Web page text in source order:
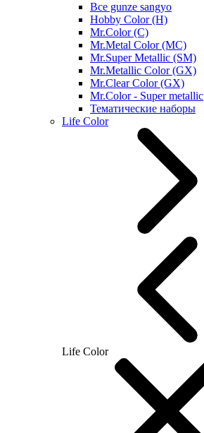
Все gunze sangyo
Hobby Color (H)
Mr.Color (C)
Mr.Metal Color (MC)
Mr.Super Metallic (SM)
Mr.Metallic Color (GX)
Mr.Clear Color (GX)
Mr.Color - Super metallic
Тематические наборы
Life Color
Life Color